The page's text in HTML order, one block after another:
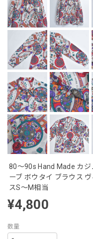
80～90s Hand Made カジ
ーブ ボウタイ ブラウス
スS～M相当
¥4,800
数量